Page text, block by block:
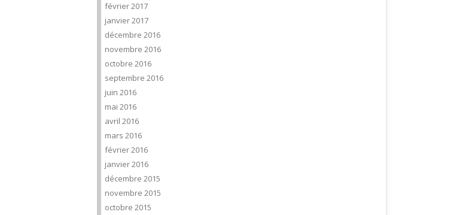
février 2017
janvier 2017
décembre 2016
novembre 2016
octobre 2016
septembre 2016
juin 2016
mai 2016
avril 2016
mars 2016
février 2016
janvier 2016
décembre 2015
novembre 2015
octobre 2015